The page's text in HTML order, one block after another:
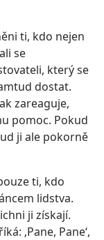
ti, kdo nejen
se
který se
dostat.
zareaguje,
pomoc. Pokud
ji ale pokorně
ti, kdo
lidstva.
ji získají.
‚Pane, Pane‘,